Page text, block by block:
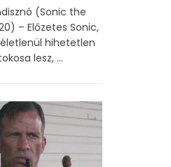
(Sonic the
– Előzetes Sonic,
hihetetlen
lesz, ...